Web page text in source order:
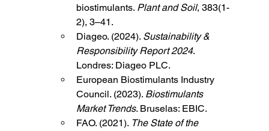
biostimulants. Plant and Soil, 383(1-
2), 3–41.
Diageo. (2024). Sustainability &
Responsibility Report 2024.
Londres: Diageo PLC.
European Biostimulants Industry
Council. (2023). Biostimulants
Market Trends. Bruselas: EBIC.
FAO. (2021). The State of the